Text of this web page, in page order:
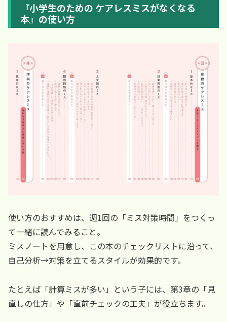
『小学生のための ケアレスミスがなくなる
本』の使い方
使い方のおすすめは、週1回の「ミス対策時間」をつくっ
て一緒に読んでみること。
ミスノートを用意し、この本のチェックリストに沿って、
自己分析→対策を立てるスタイルが効果的です。
たとえば「計算ミスが多い」という子には、第3章の「見
直しの仕方」や「直前チェックの工夫」が役立ちます。